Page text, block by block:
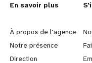
L
e
a
En savoir plus
À propos de l'agence
Notre présence
Direction
o
b